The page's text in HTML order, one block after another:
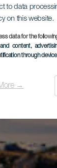
to data
on this website.
data for the
content,
through
→